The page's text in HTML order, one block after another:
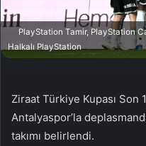
PlayStation Tamir, PlayStation
Halkalı PlayStation
Ziraat Türkiye Kupası Son
Antalyaspor’la
takımı belirlendi.